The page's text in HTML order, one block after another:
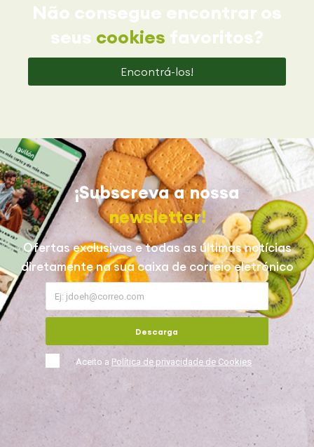
Não consegue encontrar os
seus cookies favoritos?
Encontrá-los!
¡Subscreva a nossa
newsletter!
Ofertas exclusivas e todas as últimas notícias
diretamente na sua caixa de correio eletrónico
Aceito a Política de privacidade de Cookies
Descarga